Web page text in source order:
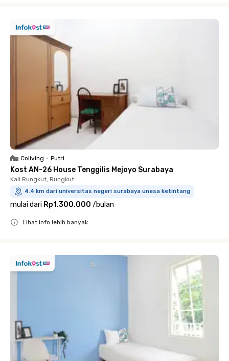
Coliving • Putri
Kost AN-26 House Tenggilis Mejoyo Surabaya
Kali Rungkut, Rungkut
4.4 km dari universitas negeri surabaya unesa ketintang
mulai dari Rp1.300.000 /bulan
Lihat info lebih banyak